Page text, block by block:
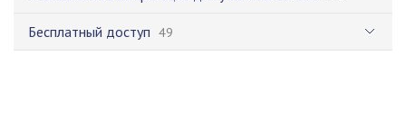
Бесплатный доступ 49